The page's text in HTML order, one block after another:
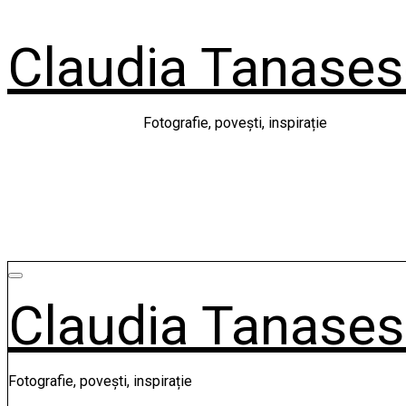
content
Claudia
Fotografie, povești, inspirație
Claudia
Fotografie, povești, inspirație